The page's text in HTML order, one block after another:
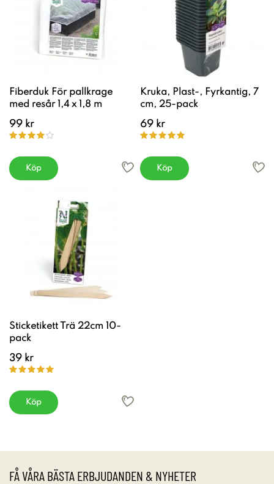
Fiberduk För pallkrage
med resår 1,4 x 1,8 m
99 kr
Köp
Kruka, Plast-, Fyrkantig, 7
cm, 25-pack
69 kr
Köp
Sticketikett Trä 22cm 10-
pack
39 kr
Köp
FÅ VÅRA BÄSTA ERBJUDANDEN & NYHETER